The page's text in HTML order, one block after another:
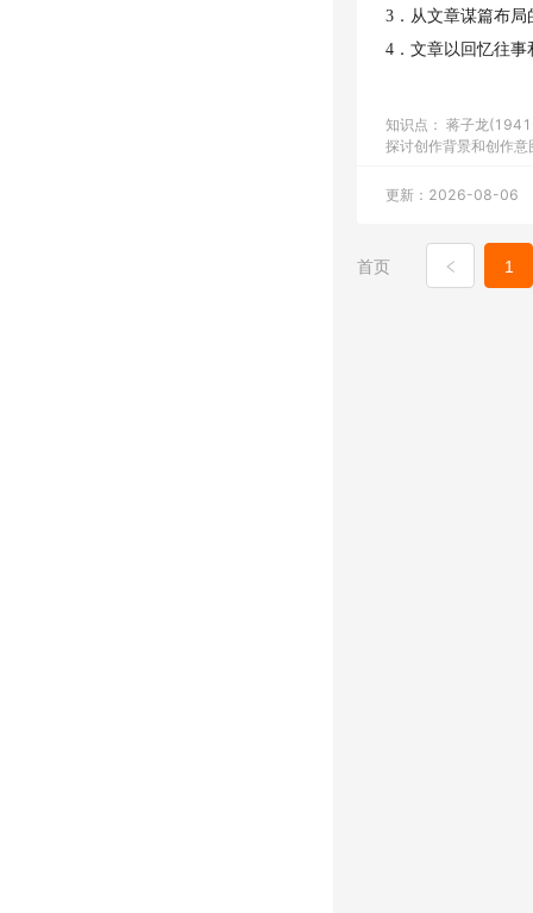
3．从文章谋篇布局
4．文章以回忆往
知识点： 蒋子龙
探讨创作背景和创作
更新：2026-08-06
首页 1